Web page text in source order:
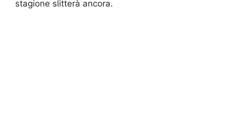
stagione slitterà ancora.